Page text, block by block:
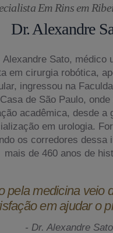
Em Rins em
Dr. Alexandre
Alexandre Sato, médico
em cirurgia robótica,
ingressou na
de São Paulo,
acadêmica, desde a
em urologia.
os corredores dessa
mais de 460 anos de
pela medicina veio
em ajudar o
- Dr. Alexandre Sato